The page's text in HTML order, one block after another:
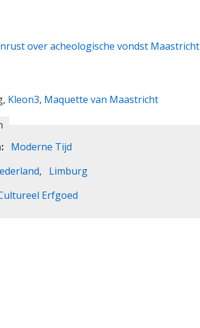
over acheologische vondst Maastricht
Kleon3, Maquette van Maastricht
Moderne Tijd
Limburg
Erfgoed